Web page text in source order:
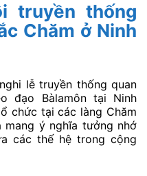
truyền thống
Chăm ở Ninh
lễ truyền thống quan
đạo Bàlamôn tại Ninh
chức tại các làng Chăm
mang ý nghĩa tưởng nhớ
các thế hệ trong cộng